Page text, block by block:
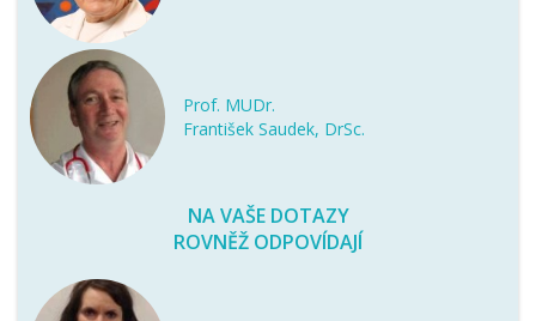
Prof. MUDr.
František Saudek, DrSc.
NA VAŠE DOTAZY
ROVNĚŽ ODPOVÍDAJÍ